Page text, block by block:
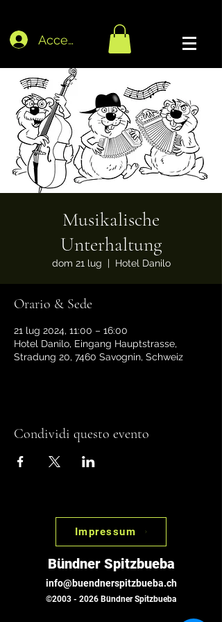
Accedi
Musikalische
Unterhaltung
dom 21 lug
  |
Hotel Danilo
Orario & Sede
21 lug 2024, 11:00 – 16:00
Hotel Danilo, Eingang Hauptstrasse,
Stradung 20, 7460 Savognin, Schweiz
Condividi questo evento
Impressum
Bündner Spitzbueba
info@buendnerspitzbueba.ch
©2003 - 2026 Bündner Spitzbueba